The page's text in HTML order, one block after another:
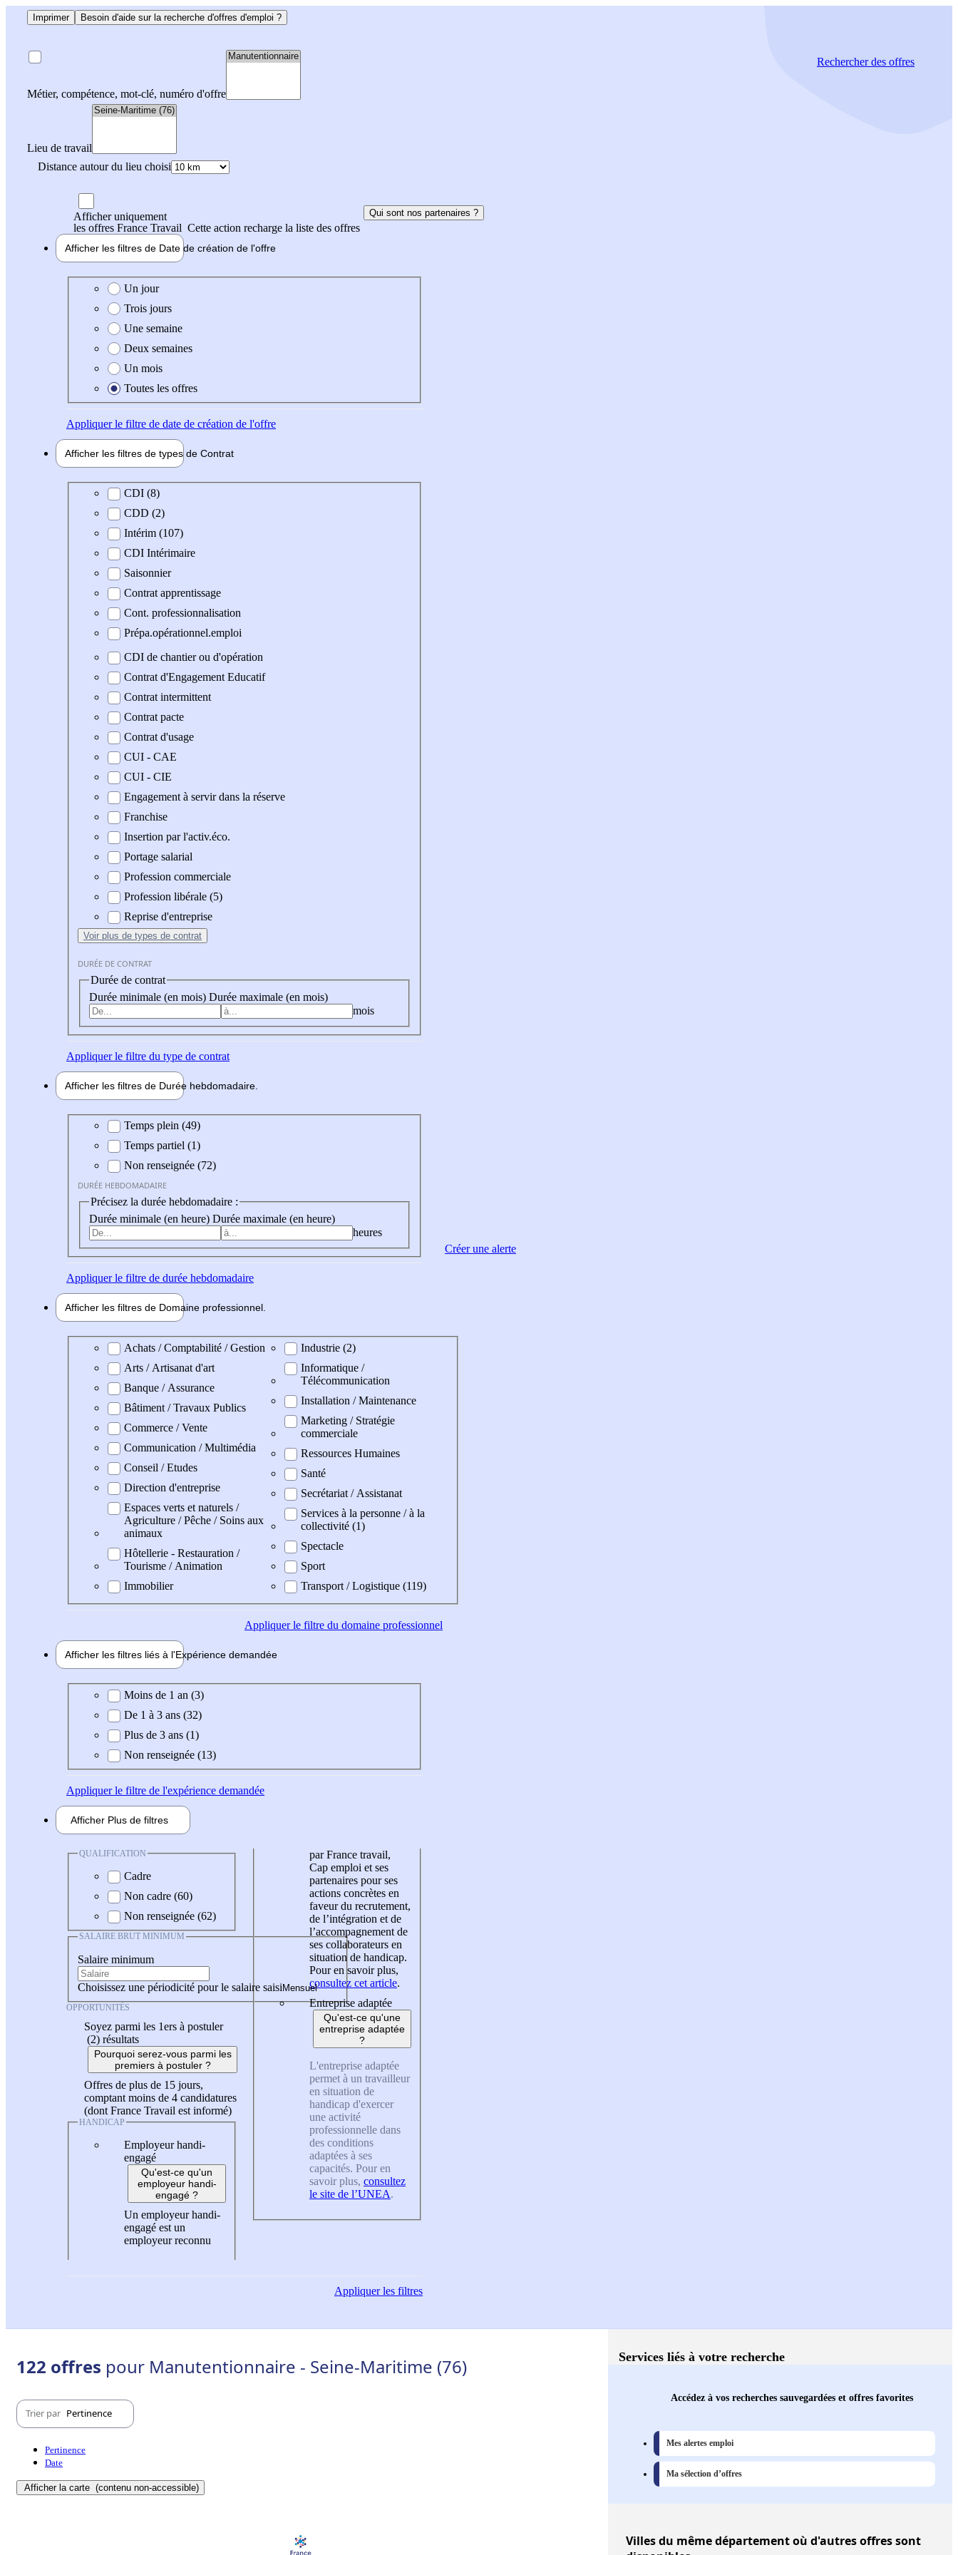
Imprimer Besoin d'aide sur la recherche d'offres d'emploi ?
Métier, compétence, mot-clé, numéro d'offre
Lieu de travail
Distance autour du lieu choisi
Rechercherdes offres
Afficher uniquement
les offres France Travail Cette action recharge la liste des offres
Qui sont nos partenaires ?
Afficher les filtres de Date de création de l'offre
Date de création de l'offre
Un jour
Trois jours
Une semaine
Deux semaines
Un mois
Toutes les offres
Appliquerle filtre de date de création de l'offre
Afficher les filtres de types de Contrat
Type de contrat
CDI (8)
CDD (2)
Intérim (107)
CDI Intérimaire
Saisonnier
Contrat apprentissage
Cont. professionnalisation
Prépa.opérationnel.emploi
CDI de chantier ou d'opération
Contrat d'Engagement Educatif
Contrat intermittent
Contrat pacte
Contrat d'usage
CUI - CAE
CUI - CIE
Engagement à servir dans la réserve
Franchise
Insertion par l'activ.éco.
Portage salarial
Profession commerciale
Profession libérale (5)
Reprise d'entreprise
Voir plus de types de contrat
DURÉE DE CONTRAT
Durée de contrat
Durée minimale (en mois) Durée maximale (en mois)
mois
Appliquerle filtre du type de contrat
Afficher les filtres de Durée hebdomadaire
Durée hebdomadaire
Temps plein (49)
Temps partiel (1)
Non renseignée (72)
DURÉE HEBDOMADAIRE
Précisez la durée hebdomadaire :
Durée minimale (en heure) Durée maximale (en heure)
heures
Appliquerle filtre de durée hebdomadaire
Afficher les filtres de Domaine professionnel
Domaine professionel
Achats / Comptabilité / Gestion
Arts / Artisanat d'art
Banque / Assurance
Bâtiment / Travaux Publics
Commerce / Vente
Communication / Multimédia
Conseil / Etudes
Direction d'entreprise
Espaces verts et naturels /
Agriculture / Pêche / Soins aux
animaux
Hôtellerie - Restauration /
Tourisme / Animation
Immobilier
Industrie (2)
Informatique /
Télécommunication
Installation / Maintenance
Marketing / Stratégie
commerciale
Ressources Humaines
Santé
Secrétariat / Assistanat
Services à la personne / à la
collectivité (1)
Spectacle
Sport
Transport / Logistique (119)
Appliquerle filtre du domaine professionnel
Afficher les filtres liés à l'Expérience demandée
Expérience demandée
Moins de 1 an (3)
De 1 à 3 ans (32)
Plus de 3 ans (1)
Non renseignée (13)
Appliquerle filtre de l'expérience demandée
Afficher Plus de filtres
QUALIFICATION
Cadre
Non cadre (60)
Non renseignée (62)
SALAIRE BRUT MINIMUM
Salaire minimum
Choisissez une périodicité pour le salaire saisi
OPPORTUNITÉS
Soyez parmi les 1ers à postuler
(2) résultats
Pourquoi serez-vous parmi les
premiers à postuler ?
Offres de plus de 15 jours,
comptant moins de 4 candidatures
(dont France Travail est informé)
HANDICAP
Employeur handi-
engagé
Qu'est-ce qu'un
employeur handi-
engagé ?
Un employeur handi-
engagé est un
employeur reconnu
par France travail,
Cap emploi et ses
partenaires pour ses
actions concrètes en
faveur du recrutement,
de l’intégration et de
l’accompagnement de
ses collaborateurs en
situation de handicap.
Pour en savoir plus,
consultez cet article.
Entreprise adaptée
Qu'est-ce qu'une
entreprise adaptée
?
L'entreprise adaptée
permet à un travailleur
en situation de
handicap d'exercer
une activité
professionnelle dans
des conditions
adaptées à ses
capacités. Pour en
savoir plus, consultez
le site de l’UNEA.
Appliquerles filtres
Créer une alerte
122 offres pour Manutentionnaire - Seine-Maritime (76)
Trier par Pertinence
Pertinence
Date
Afficher la carte (contenu non-accessible)
Services liés à votre recherche
Accédez à vos recherches sauvegardées et offres favorites
Mes alertes emploi
Ma sélection d’offres
Villesdu même département où d'autres offres sont